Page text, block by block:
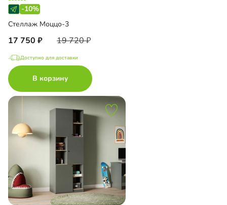
-10%
Стеллаж Моццо-3
17 750 19 720
Доступно для доставки
В корзину